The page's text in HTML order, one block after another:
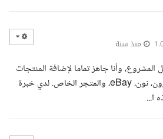
منذ سنة
وأنا جاهز تماما لإضافة المنتجات
المطلوبة باحترافية على أمازون، نون، eBay، والمتجر الخاص. لدي خبرة
ا...